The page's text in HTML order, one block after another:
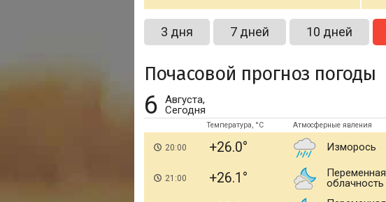
3 дня 7 дней 10 дней
Почасовой прогноз погоды
6
Августа,
Сегодня
Температура, °C Атмосферные явления
20:00 +26.0 Изморось
21:00 +26.1
Переменная
облачность